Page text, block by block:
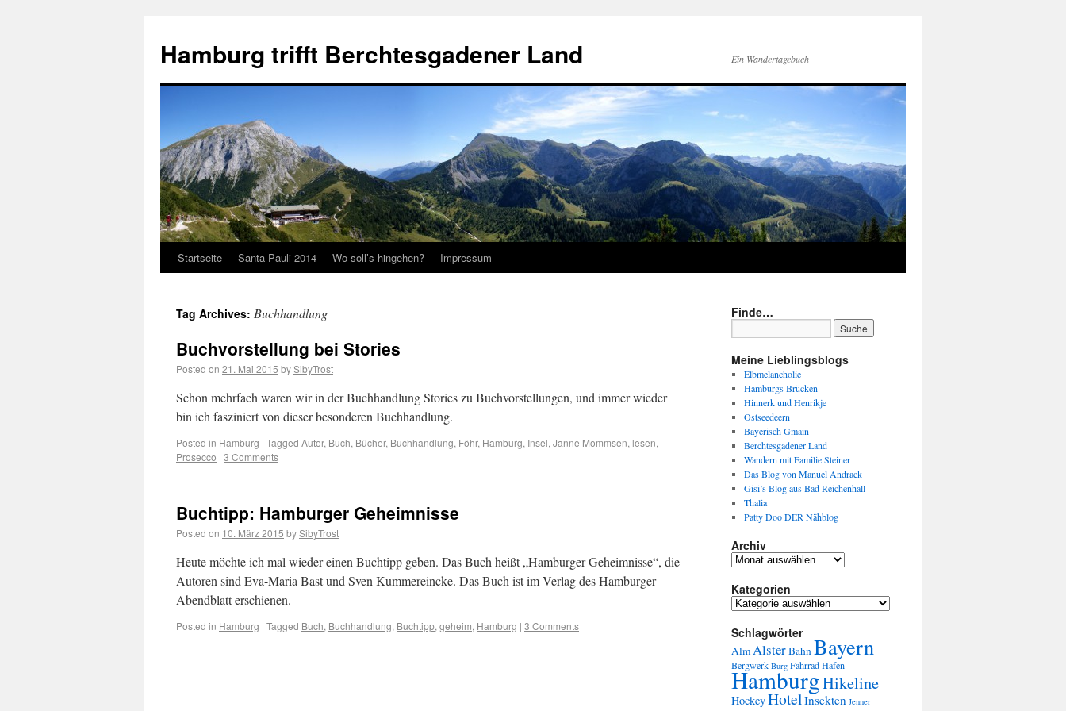
Hamburg trifft Berchtesgadener Land Ein Wandertagebuch
Startseite Santa Pauli 2014 Wo soll’s hingehen? Impressum
Tag Archives: Buchhandlung
Buchvorstellung bei Stories
Posted on 21. Mai 2015 bySibyTrost
Schon mehrfach waren wir in der Buchhandlung Stories zu Buchvorstellungen, und immer wieder
bin ich fasziniert von dieser besonderen Buchhandlung.
Posted in Hamburg | Tagged Autor, Buch, Bücher, Buchhandlung, Föhr, Hamburg, Insel, Janne Mommsen, lesen,
Prosecco | 3 Comments
Buchtipp: Hamburger Geheimnisse
Posted on 10. März 2015 bySibyTrost
Heute möchte ich mal wieder einen Buchtipp geben. Das Buch heißt „Hamburger Geheimnisse“, die
Autoren sind Eva-Maria Bast und Sven Kummereincke. Das Buch ist im Verlag des Hamburger
Abendblatt erschienen.
Posted in Hamburg | Tagged Buch, Buchhandlung, Buchtipp, geheim, Hamburg | 3 Comments
Finde…
Meine Lieblingsblogs
Elbmelancholie
Hamburgs Brücken
Hinnerk und Henrikje
Ostseedeern
Bayerisch Gmain
Berchtesgadener Land
Wandern mit Familie Steiner
Das Blog von Manuel Andrack
Gisi’s Blog aus Bad Reichenhall
Thalia
Patty Doo DER Nähblog
Archiv
Kategorien
Schlagwörter
AlmAlsterBahnBayern
Bergwerk Burg FahrradHafen
HamburgHikeline
HockeyHotelInsekten Jenner